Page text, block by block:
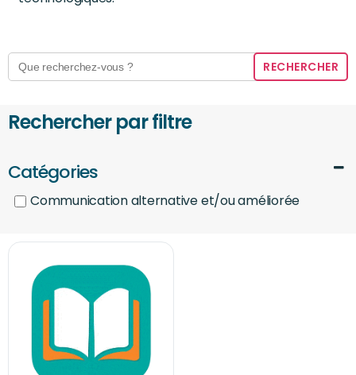
Search
for:
Rechercher par filtre
Catégories
Communication alternative et/ou améliorée